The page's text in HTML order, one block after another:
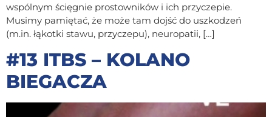
wspólnym ścięgnie prostowników i ich przyczepie.
Musimy pamiętać, że może tam dojść do uszkodzeń
(m.in. łąkotki stawu, przyczepu), neuropatii, […]
#13 ITBS – KOLANO
BIEGACZA